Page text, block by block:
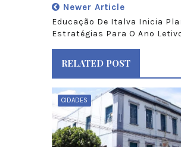
Newer Article
Educação De Italva Inicia
Estratégias Para O Ano
RELATED POST
CIDADES